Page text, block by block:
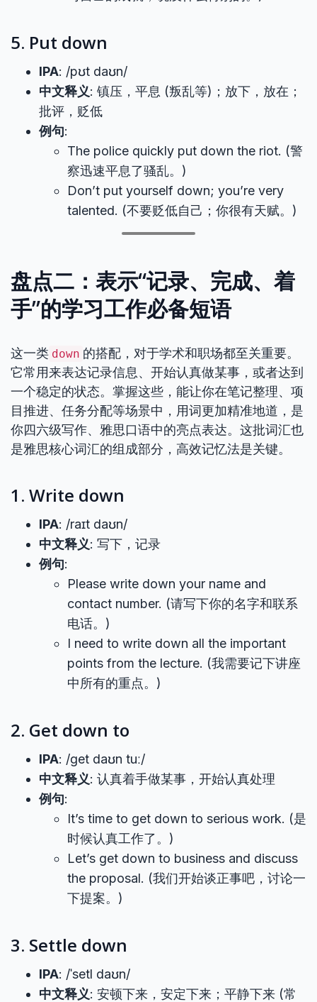
5. Put down
IPA: /pʊt daʊn/
中文释义: 镇压，平息 (叛乱等)；放下，放在；
批评，贬低
例句:
The police quickly put down the riot. (警
察迅速平息了骚乱。)
Don’t put yourself down; you’re very
talented. (不要贬低自己；你很有天赋。)
盘点二：表示“记录、完成、着
手”的学习工作必备短语
这一类 down 的搭配，对于学术和职场都至关重要。
它常用来表达记录信息、开始认真做某事，或者达到
一个稳定的状态。掌握这些，能让你在笔记整理、项
目推进、任务分配等场景中，用词更加精准地道，是
你四六级写作、雅思口语中的亮点表达。这批词汇也
是雅思核心词汇的组成部分，高效记忆法是关键。
1. Write down
IPA: /raɪt daʊn/
中文释义: 写下，记录
例句:
Please write down your name and
contact number. (请写下你的名字和联系
电话。)
I need to write down all the important
points from the lecture. (我需要记下讲座
中所有的重点。)
2. Get down to
IPA: /ɡet daʊn tuː/
中文释义: 认真着手做某事，开始认真处理
例句:
It’s time to get down to serious work. (是
时候认真工作了。)
Let’s get down to business and discuss
the proposal. (我们开始谈正事吧，讨论一
下提案。)
3. Settle down
IPA: /ˈsetl daʊn/
中文释义: 安顿下来，安定下来；平静下来 (常